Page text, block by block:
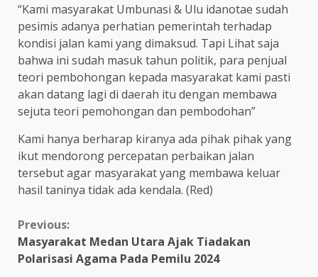
“Kami masyarakat Umbunasi & Ulu idanotae sudah
pesimis adanya perhatian pemerintah terhadap
kondisi jalan kami yang dimaksud. Tapi Lihat saja
bahwa ini sudah masuk tahun politik, para penjual
teori pembohongan kepada masyarakat kami pasti
akan datang lagi di daerah itu dengan membawa
sejuta teori pemohongan dan pembodohan”
Kami hanya berharap kiranya ada pihak pihak yang
ikut mendorong percepatan perbaikan jalan
tersebut agar masyarakat yang membawa keluar
hasil taninya tidak ada kendala. (Red)
Continue
Reading
Previous:
Masyarakat Medan Utara Ajak Tiadakan
Polarisasi Agama Pada Pemilu 2024